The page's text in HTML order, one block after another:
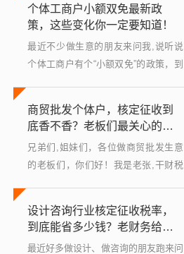
三五个点，可今年年初，他接到通知：
核定征...
个体工商户小额双免最新政
策，这些变化你一定要知道！
最近不少做生意的朋友来问我,说听说
个体工商户有个“小额双免”的政策，到
头到尾掰扯清楚，不管你是个体户老
板，还...
商贸批发个体户，核定征收到
底香不香？老板们最关心的门
道，我掰开揉碎了讲
兄弟们,姐妹们，各位做商贸批发生意
的老板们，你们好！我是老张,干财税
选对了方式，一年省下几万甚至十几万
的真金...
设计咨询行业核定征收税率，
到底能省多少钱？老财务给你
说明白
最近好多做设计、做咨询的朋友跑来问